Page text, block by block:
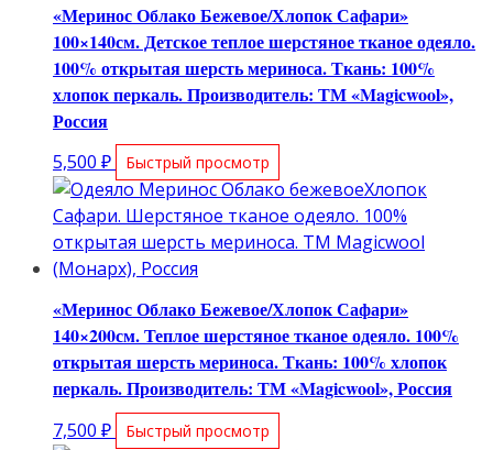
«Меринос Облако Бежевое/Хлопок Сафари»
100×140см. Детское теплое шерстяное тканое одеяло.
100% открытая шерсть мериноса. Ткань: 100%
хлопок перкаль. Производитель: ТМ «Magicwool»,
Россия
5,500 ₽ Быстрый просмотр
«Меринос Облако Бежевое/Хлопок Сафари»
140×200см. Теплое шерстяное тканое одеяло. 100%
открытая шерсть мериноса. Ткань: 100% хлопок
перкаль. Производитель: ТМ «Magicwool», Россия
7,500 ₽ Быстрый просмотр